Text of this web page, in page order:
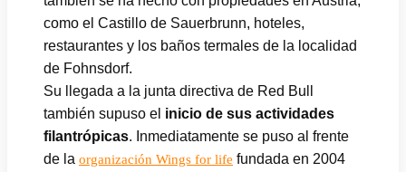
como el Castillo de Sauerbrunn, hoteles,
restaurantes y los baños termales de la localidad
de Fohnsdorf.
Su llegada a la junta directiva de Red Bull
también supuso el inicio de sus actividades
filantrópicas. Inmediatamente se puso al frente
de la organización Wings for life fundada en 2004